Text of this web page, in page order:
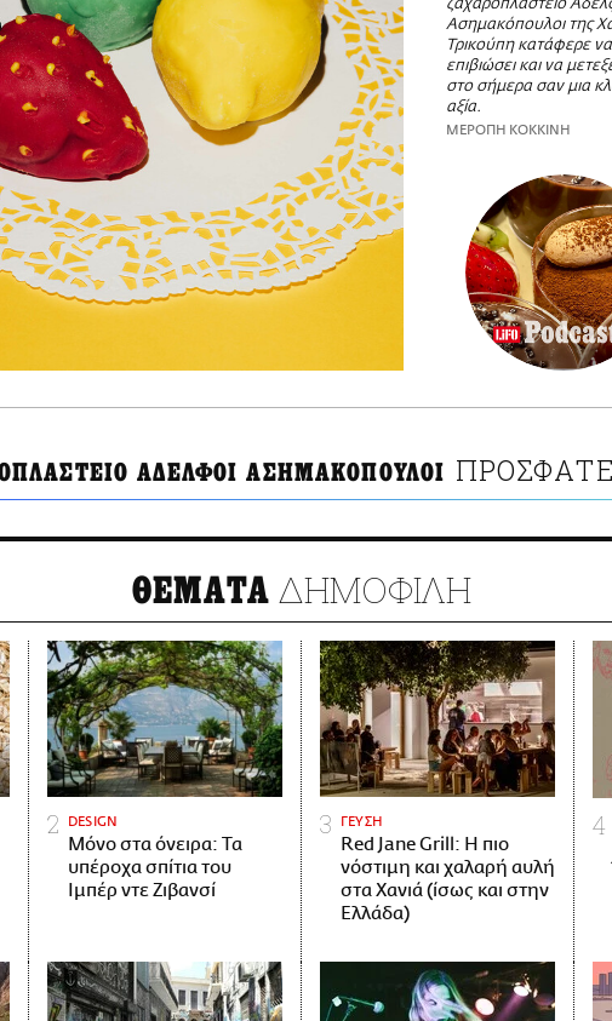
ζαχαροπλαστείο
Ασημακόπουλοι της
Τρικούπη κατάφερε να
επιβιώσει και να
στο σήμερα σαν μια
αξία.
ΜΕΡΟΠΗ ΚΟΚΚΙΝΗ
ΑΔΕΛΦΟΙ ΑΣΗΜΑΚΟΠΟΥΛΟΙ
ΘΕΜΑΤΑ ΔΗΜΟΦΙΛΗ
DESIGN
Μόνο στα όνειρα: Τα
υπέροχα σπίτια του
Ιμπέρ ντε Ζιβανσί
ΓΕΥΣΗ
Red Jane Grill: Η πιο
νόστιμη και χαλαρή αυλή
στα Χανιά (ίσως και στην
Ελλάδα)